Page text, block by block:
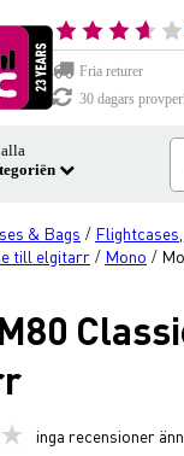
Fria returer
30 dagars
alla
& Bags /
till elgitarr / Mono /
inga recensioner